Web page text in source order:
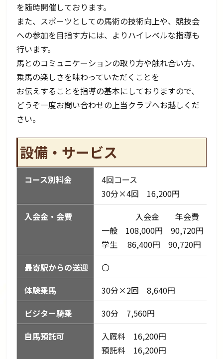
を随時開催しております。
また、スポーツとしての馬術の技術向上や、競技会
への参加を目指す方には、よりハイレベルな指導も
行います。
馬とのコミュニケーションの取り方や触れ合い方、
乗馬の楽しさを味わっていただくことを
お伝えすることを指導の基本にしておりますので、
どうぞ一度お問い合わせの上当クラブへお越しくだ
さい。
設備・サービス
コース別料金
4回コース
30分×4回 16,200円
入会金・会費
入会金 年会費
一般 108,000円 90,720円
学生 86,400円 90,720円
最寄駅からの送迎
〇
体験乗馬
30分×2回 8,640円
ビジター騎乗
30分 7,560円
自馬預託可
入厩料 16,200円
預託料 16,200円